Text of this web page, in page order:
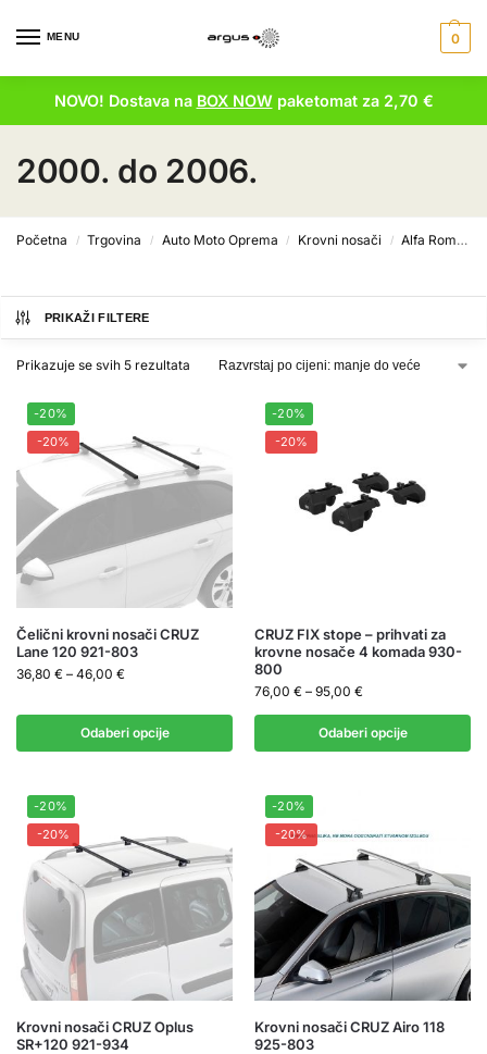
MENU 0
NOVO! Dostava na BOX NOWpaketomat za 2,70 €
2000. do 2006.
Početna / Trgovina / Auto Moto Oprema / Krovni nosači / Alfa Romeo
PRIKAŽI FILTERE
Prikazuje se svih 5 rezultata
-20%
-20%
Čelični krovni nosači CRUZ
Lane 120 921-803
36,80 € – 46,00 €
Odaberi opcije
-20%
-20%
CRUZ FIX stope – prihvati za
krovne nosače 4 komada 930-
800
76,00 € – 95,00 €
Odaberi opcije
-20%
-20%
Krovni nosači CRUZ Oplus
SR+120 921-934
-20%
-20%
Krovni nosači CRUZ Airo 118
925-803